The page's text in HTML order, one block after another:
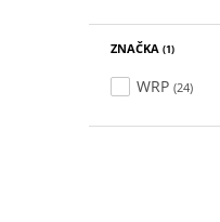
ZNAČKA (1)
WRP (24)